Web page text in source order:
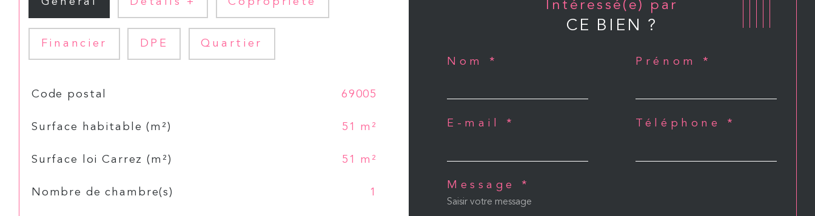
Financier DPE Quartier
TRAD_SIROCCO_Caracteristique
Code postal 69005
Surface habitable (m²) 51 m²
Surface loi Carrez (m²) 51 m²
Nombre de chambre(s) 1
Intéressé(e) par
CE BIEN ?
Nom * Prénom *
E-mail * Téléphone *
Message *